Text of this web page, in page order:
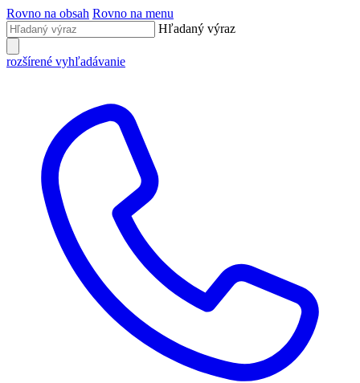
Rovno na obsah Rovno na menu
Hľadaný výraz
rozšírené vyhľadávanie